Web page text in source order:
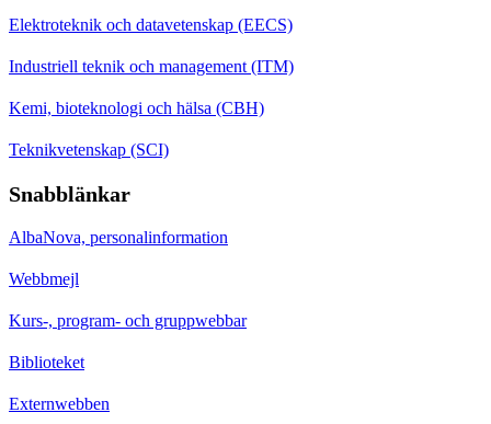
Elektroteknik och datavetenskap (EECS)
Industriell teknik och management (ITM)
Kemi, bioteknologi och hälsa (CBH)
Teknikvetenskap (SCI)
Snabblänkar
AlbaNova, personalinformation
Webbmejl
Kurs-, program- och gruppwebbar
Biblioteket
Externwebben